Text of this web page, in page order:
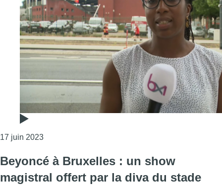
17 juin 2023Consulter l'article "Les Diables Rouges affrontent
Beyoncé à Bruxelles : un show
magistral offert par la diva du stade